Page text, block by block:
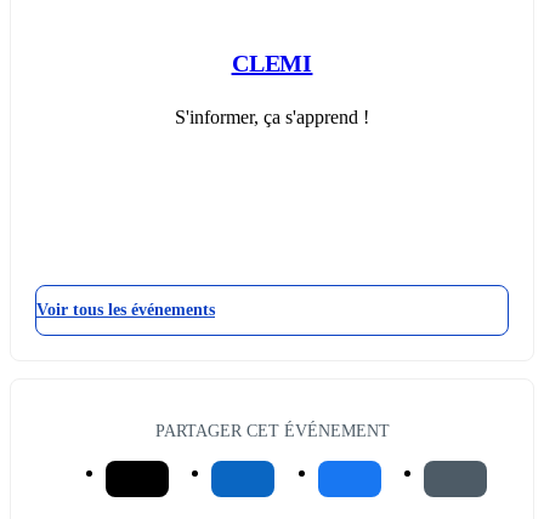
CLEMI
S'informer, ça s'apprend !
Voir tous les événements
PARTAGER CET ÉVÉNEMENT